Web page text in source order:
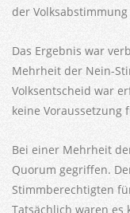
der
Das Ergebnis war
Mehrheit der Nein-
Volksentscheid war
keine Voraussetzung
Bei einer Mehrheit
Quorum gegriffen.
Stimmberechtigten
Tatsächlich waren es